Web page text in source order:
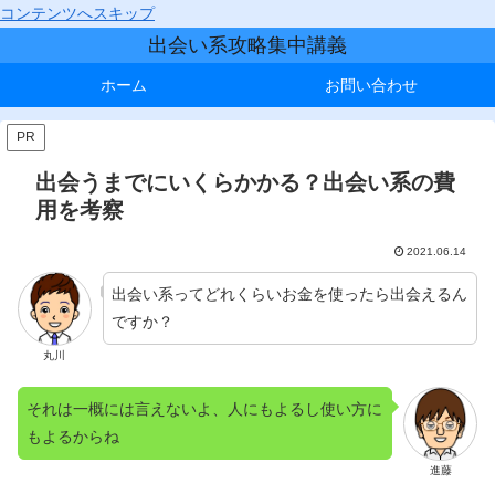
コンテンツへスキップ
出会い系攻略集中講義
ホーム お問い合わせ
PR
出会うまでにいくらかかる？出会い系の費
用を考察
2021.06.14
丸川
出会い系ってどれくらいお金を使ったら出会えるん
ですか？
進藤
それは一概には言えないよ、人にもよるし使い方に
もよるからね